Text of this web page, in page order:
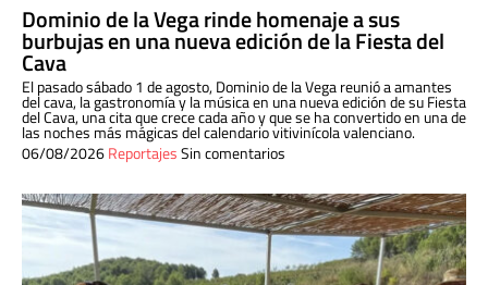
Dominio de la Vega rinde homenaje a sus
burbujas en una nueva edición de la Fiesta del
Cava
El pasado sábado 1 de agosto, Dominio de la Vega reunió a amantes
del cava, la gastronomía y la música en una nueva edición de su Fiesta
del Cava, una cita que crece cada año y que se ha convertido en una de
las noches más mágicas del calendario vitivinícola valenciano.
06/08/2026ReportajesSin comentarios